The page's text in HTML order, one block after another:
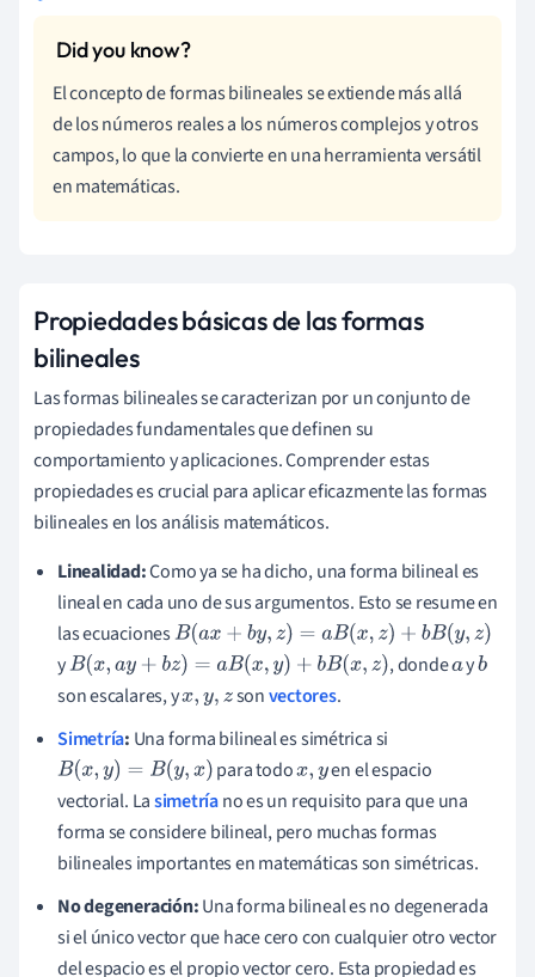
El concepto de formas bilineales se extiende más allá
de los números reales a los números complejos y otros
campos, lo que la convierte en una herramienta versátil
en matemáticas.
Propiedades básicas de las formas
bilineales
Las formas bilineales se caracterizan por un conjunto de
propiedades fundamentales que definen su
comportamiento y aplicaciones. Comprender estas
propiedades es crucial para aplicar eficazmente las formas
bilineales en los análisis matemáticos.
Linealidad:Como ya se ha dicho, una forma bilineal es
lineal en cada uno de sus argumentos. Esto se resume en
las ecuacionesB(ax+by,z )=aB(x ,z)+bB(y,z)
yB(x,ay+bz)= aB(x ,y)+bB(x,z) , dondeayb
son escalares, yx,y,z sonvectores.
Simetría: Una forma bilineal es simétrica si
B(x,y)=B y,x ) para todox,y en el espacio
vectorial. Lasimetríano es un requisito para que una
forma se considere bilineal, pero muchas formas
bilineales importantes en matemáticas son simétricas.
No degeneración:Una forma bilineal es no degenerada
si el único vector que hace cero con cualquier otro vector
del espacio es el propio vector cero. Esta propiedad es